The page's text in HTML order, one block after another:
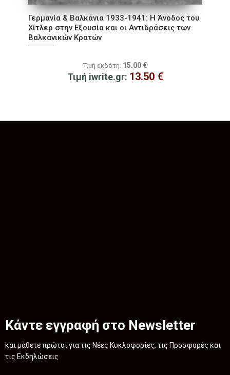
Γερμανία & Βαλκάνια 1933-1941: Η Άνοδος του
Χίτλερ στην Εξουσία και οι Αντιδράσεις των
Βαλκανικών Κρατών
Τιμή εκδότη: 15.00 €
Τιμή iwrite.gr: 13.50 €
Κάντε εγγραφή στο Newsletter
και μάθετε πρώτοι για τις Νέες Κυκλοφορίες, τις Προσφορές και
τις Εκδηλώσεις